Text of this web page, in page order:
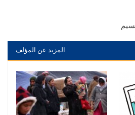
المزيد عن المؤلف